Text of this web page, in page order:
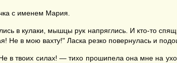
с именем Мария.
в кулаки, мышцы рук напряглись. И кто-то
Не в мою вахту!" Ласка резко повернулась и
в твоих силах! — тихо прошипела она мне на